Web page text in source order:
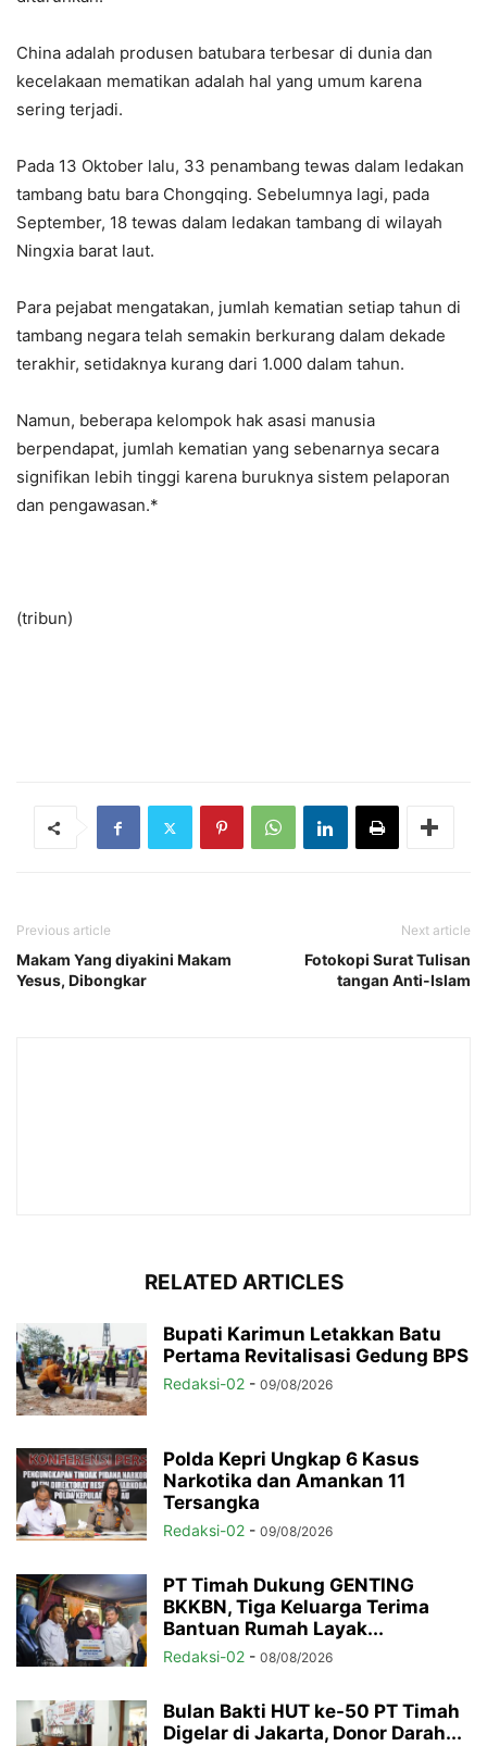
China adalah produsen batubara terbesar di dunia dan
kecelakaan mematikan adalah hal yang umum karena
sering terjadi.
Pada 13 Oktober lalu, 33 penambang tewas dalam ledakan
tambang batu bara Chongqing. Sebelumnya lagi, pada
September, 18 tewas dalam ledakan tambang di wilayah
Ningxia barat laut.
Para pejabat mengatakan, jumlah kematian setiap tahun di
tambang negara telah semakin berkurang dalam dekade
terakhir, setidaknya kurang dari 1.000 dalam tahun.
Namun, beberapa kelompok hak asasi manusia
berpendapat, jumlah kematian yang sebenarnya secara
signifikan lebih tinggi karena buruknya sistem pelaporan
dan pengawasan.*
(tribun)
Previous article
Makam Yang diyakini Makam
Yesus, Dibongkar
Next article
Fotokopi Surat Tulisan
tangan Anti-Islam
RELATED ARTICLES
Bupati Karimun Letakkan Batu
Pertama Revitalisasi Gedung BPS
Redaksi-02 - 09/08/2026
Polda Kepri Ungkap 6 Kasus
Narkotika dan Amankan 11
Tersangka
Redaksi-02 - 09/08/2026
PT Timah Dukung GENTING
BKKBN, Tiga Keluarga Terima
Bantuan Rumah Layak...
Redaksi-02 - 08/08/2026
Bulan Bakti HUT ke-50 PT Timah
Digelar di Jakarta, Donor Darah...